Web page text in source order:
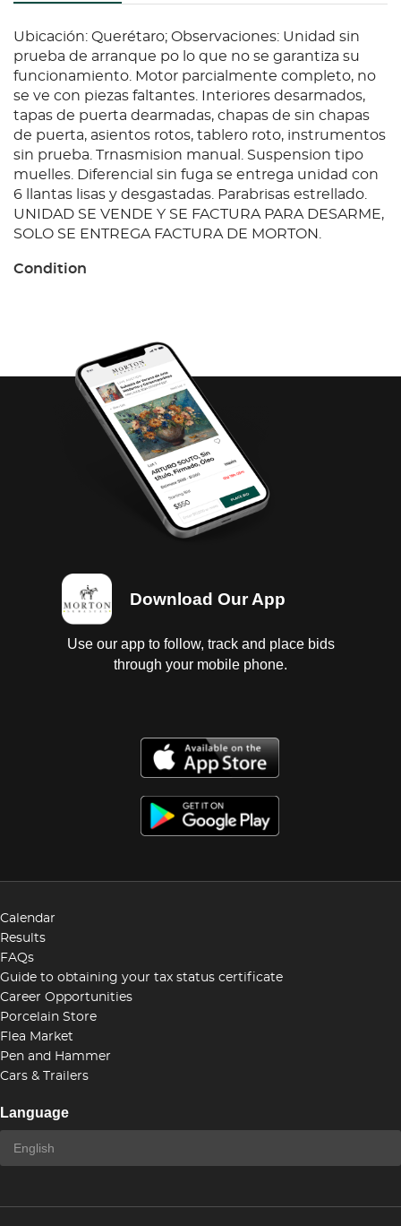
Ubicación: Querétaro; Observaciones: Unidad sin
prueba de arranque po lo que no se garantiza su
funcionamiento. Motor parcialmente completo, no
se ve con piezas faltantes. Interiores desarmados,
tapas de puerta dearmadas, chapas de sin chapas
de puerta, asientos rotos, tablero roto, instrumentos
sin prueba. Trnasmision manual. Suspension tipo
muelles. Diferencial sin fuga se entrega unidad con
6 llantas lisas y desgastadas. Parabrisas estrellado.
UNIDAD SE VENDE Y SE FACTURA PARA DESARME,
SOLO SE ENTREGA FACTURA DE MORTON.
Condition
funcionamiento. Motor parcialmente completo, no
se ve con piezas faltantes. Interiores desarmados,
tapas de puerta dearmadas, chapas de sin chapas
de puerta, asientos rotos, tablero roto, instrumentos
sin prueba. Trnasmision manual. Suspension tipo
muelles. Diferencial sin fuga se entrega unidad con
6 llantas lisas y desgastadas. Parabrisas estrellado.
UNIDAD SE VENDE Y SE FACTURA PARA DESARME,
SOLO SE ENTREGA FACTURA DE MORTON.
Download Our App
Use our app to follow, track and place bids
through your mobile phone.
Calendar
Results
FAQs
Guide to obtaining your tax status certificate
Career Opportunities
Porcelain Store
Flea Market
Pen and Hammer
Cars & Trailers
Language